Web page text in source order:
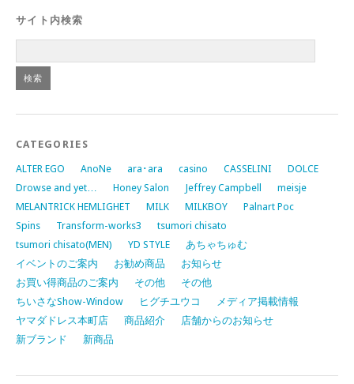
サイト内検索
CATEGORIES
ALTER EGO AnoNe ara･ara casino CASSELINI
DOLCE
Drowse and yet…
Honey Salon Jeffrey Campbell
meisje
MELANTRICK HEMLIGHET
MILK MILKBOY
Palnart Poc
Spins
Transform-works3
tsumori chisato
tsumori chisato(MEN)
YD STYLE
あちゃちゅむ
イベントのご案内
お勧め商品
お知らせ
お買い得商品のご案内
その他
その他
ちいさなShow-Window
ヒグチユウコ
メディア掲載情報
ヤマダドレス本町店
商品紹介
店舗からのお知らせ
新ブランド
新商品